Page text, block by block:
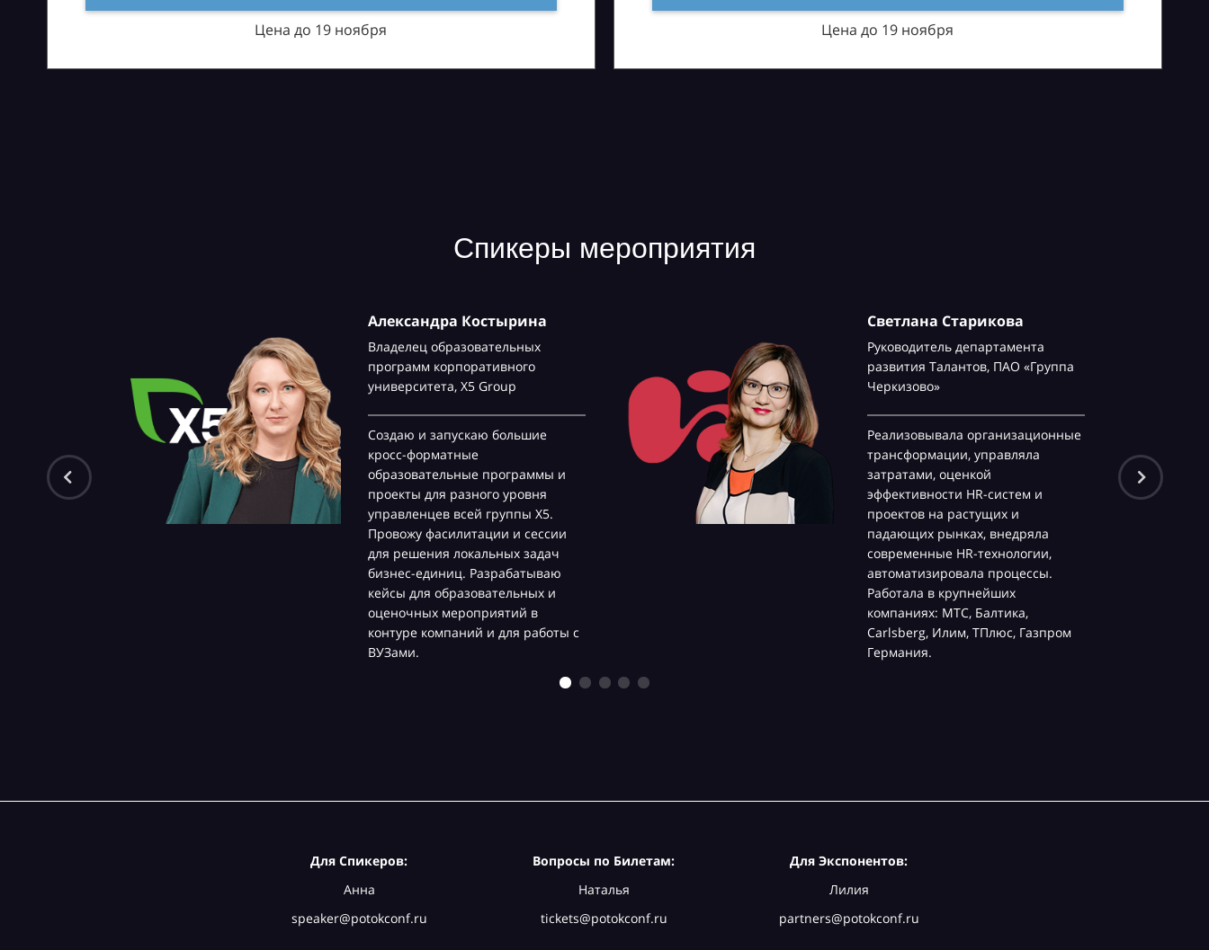
Цена до 19 ноября Цена до 19 ноября
Спикеры мероприятия
Александра Костырина
Владелец образовательных
программ корпоративного
университета, Х5 Group
Создаю и запускаю большие
кросс-форматные
образовательные программы и
проекты для разного уровня
управленцев всей группы Х5.
Провожу фасилитации и сессии
для решения локальных задач
бизнес-единиц. Разрабатываю
кейсы для образовательных и
оценочных мероприятий в
контуре компаний и для работы с
ВУЗами.
Светлана Старикова
Руководитель департамента
развития Талантов, ПАО «Группа
Черкизово»
Реализовывала организационные
трансформации, управляла
затратами, оценкой
эффективности HR-систем и
проектов на растущих и
падающих рынках, внедряла
современные HR-технологии,
автоматизировала процессы.
Работала в крупнейших
компаниях: МТС, Балтика,
Carlsberg, Илим, ТПлюс, Газпром
Германия.
Для Спикеров:
Анна
speaker@potokconf.ru
Вопросы по Билетам:
Наталья
tickets@potokconf.ru
Для Экспонентов:
Лилия
partners@potokconf.ru